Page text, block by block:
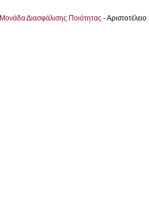
Μονάδα Διασφάλισης Ποιότητας -